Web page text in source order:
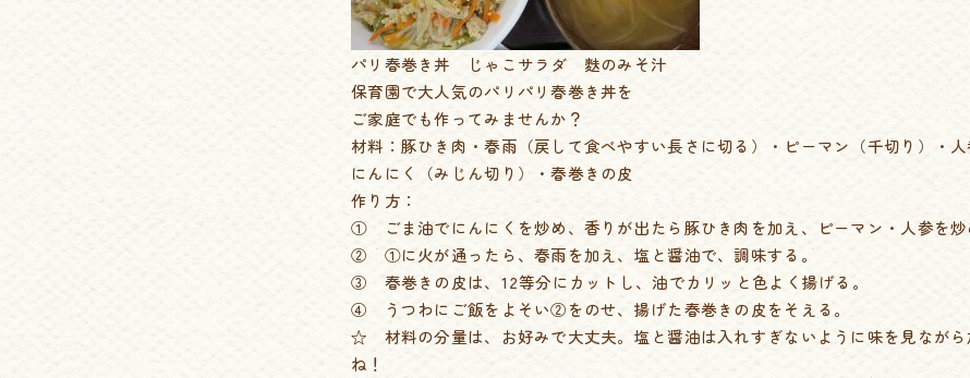
パリ春巻き丼 じゃこサラダ 麩のみそ汁
保育園で大人気のパリパリ春巻き丼を
ご家庭でも作ってみませんか？
材料：豚ひき肉・春雨（戻して食べやすい長さに切る）・ピーマン（千切り）・人
にんにく（みじん切り）・春巻きの皮
作り方：
① ごま油でにんにくを炒め、香りが出たら豚ひき肉を加え、ピーマン・人参を炒
② ①に火が通ったら、春雨を加え、塩と醤油で、調味する。
③ 春巻きの皮は、12等分にカットし、油でカリッと色よく揚げる。
④ うつわにご飯をよそい②をのせ、揚げた春巻きの皮をそえる。
☆ 材料の分量は、お好みで大丈夫。塩と醤油は入れすぎないように味を見ながら
ね！